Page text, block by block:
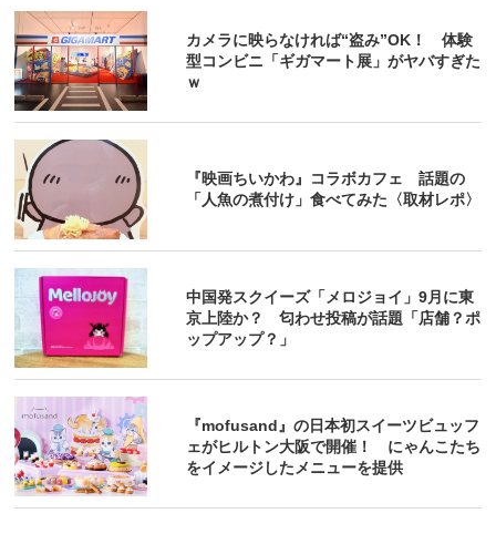
カメラに映らなければ“盗み”OK！ 体験
型コンビニ「ギガマート展」がヤバすぎた
ｗ
『映画ちいかわ』コラボカフェ 話題の
「人魚の煮付け」食べてみた〈取材レポ〉
中国発スクイーズ「メロジョイ」9月に東
京上陸か？ 匂わせ投稿が話題「店舗？ポ
ップアップ？」
『mofusand』の日本初スイーツビュッフ
ェがヒルトン大阪で開催！ にゃんこたち
をイメージしたメニューを提供